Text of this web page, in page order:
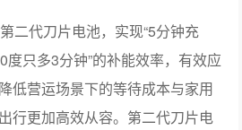
二代刀片电池，实现“5分钟充
只多3分钟”的补能效率，有效应
低营运场景下的等待成本与家用
行更加高效从容。第二代刀片电